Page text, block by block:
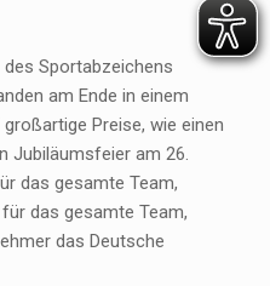
Sportabzeichens
am Ende in einem
Preise, wie einen
Jubiläumsfeier am 26.
das gesamte Team,
das gesamte Team,
das Deutsche